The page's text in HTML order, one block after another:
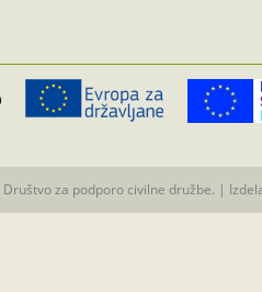
za podporo civilne družbe. |